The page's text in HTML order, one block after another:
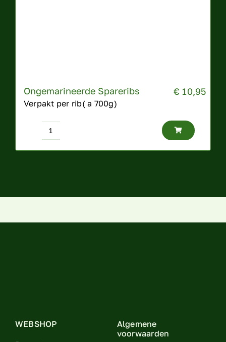
Ongemarineerde Spareribs € 10,95
Verpakt per rib( a 700g)
Ongemarineerde
WEBSHOP
Algemene
voorwaarden